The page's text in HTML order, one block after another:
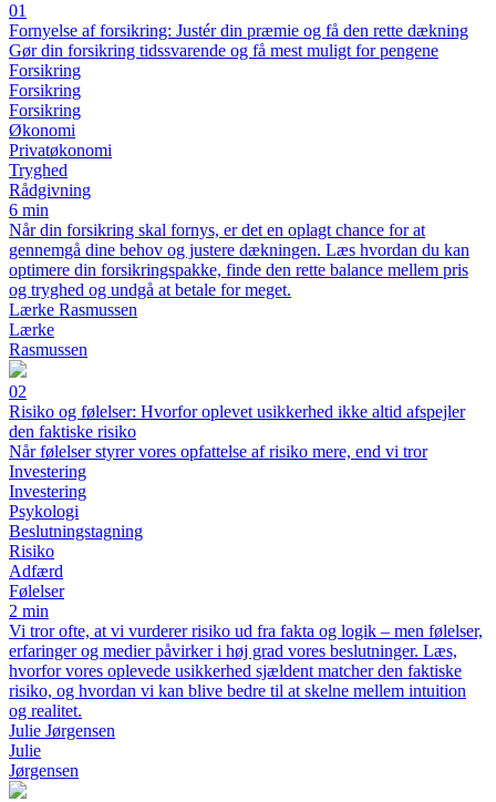
01
Fornyelse af forsikring: Justér din præmie og få den rette dækning
Gør din forsikring tidssvarende og få mest muligt for pengene
Forsikring
Forsikring
Forsikring
Økonomi
Privatøkonomi
Tryghed
Rådgivning
6 min
Når din forsikring skal fornys, er det en oplagt chance for at
gennemgå dine behov og justere dækningen. Læs hvordan du kan
optimere din forsikringspakke, finde den rette balance mellem pris
og tryghed og undgå at betale for meget.
Lærke Rasmussen
Lærke
Rasmussen
02
Risiko og følelser: Hvorfor oplevet usikkerhed ikke altid afspejler
den faktiske risiko
Når følelser styrer vores opfattelse af risiko mere, end vi tror
Investering
Investering
Psykologi
Beslutningstagning
Risiko
Adfærd
Følelser
2 min
Vi tror ofte, at vi vurderer risiko ud fra fakta og logik – men følelser,
erfaringer og medier påvirker i høj grad vores beslutninger. Læs,
hvorfor vores oplevede usikkerhed sjældent matcher den faktiske
risiko, og hvordan vi kan blive bedre til at skelne mellem intuition
og realitet.
Julie Jørgensen
Julie
Jørgensen